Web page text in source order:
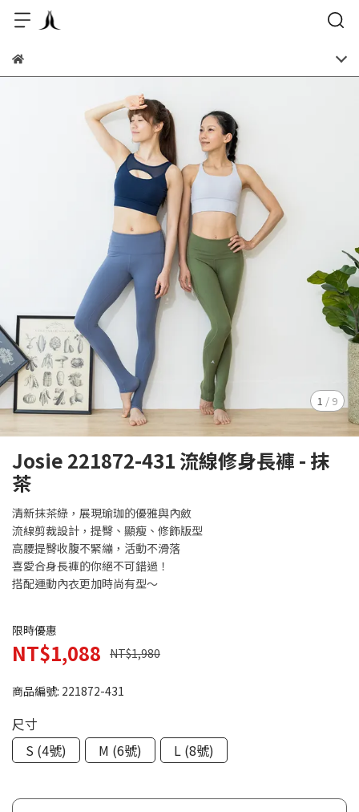
1 / 9
Josie 221872-431 流線修身長褲 - 抹
茶
清新抹茶綠，展現瑜珈的優雅與內斂
流線剪裁設計，提臀、顯瘦、修飾版型
高腰提臀收腹不緊繃，活動不滑落
喜愛合身長褲的你絕不可錯過！
搭配運動內衣更加時尚有型～
限時優惠
NT$1,088 NT$1,980
商品編號: 221872-431
尺寸
S (4號)
M (6號) L (8號)